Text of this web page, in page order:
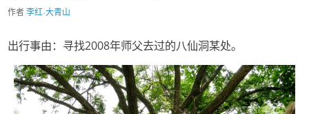
作者李红-大青山
出行事由：寻找2008年师父去过的八仙洞某处。